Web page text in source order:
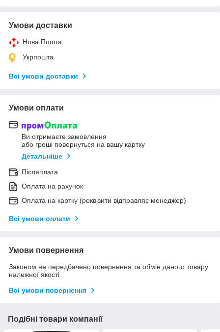
Умови доставки
Нова Пошта
Укрпошта
Всі умови доставки
Умови оплати
Ви отримаєте замовлення
або гроші повернуться на вашу картку
Детальніше
Післяплата
Оплата на рахунок
Оплата на картку (реквізити відправляє менеджер)
Всі умови оплати
Умови повернення
Законом не передбачено повернення та обмін даного товару
належної якості
Всі умови повернення
Подібні товари компанії